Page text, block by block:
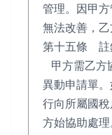
管理。因甲
無法改善，乙
第十五條 註
甲方需乙方
異動申請單
行向所屬國
方始協助處理